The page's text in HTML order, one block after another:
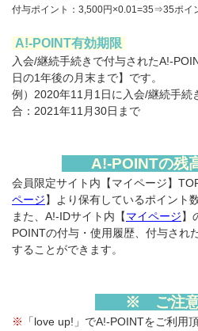
付与ポイント：3,500円×0.01=35⇒35ポイ
A!-POINT有効期限
入会/継続手続きで付与されたA!-
日の1年後の月末まで】です。
例）2020年11月1日に入会/継続手続
合：2021年11月30日まで
A!-POINTの残
会員限定サイト内【マイページ】
ページ】より保有しているポイント
また、A!-IDサイト内【マイページ】
POINTの付与・使用履歴、付与され
することができます。
※ ご注
※
「love up!」でA!-POINTをご利用